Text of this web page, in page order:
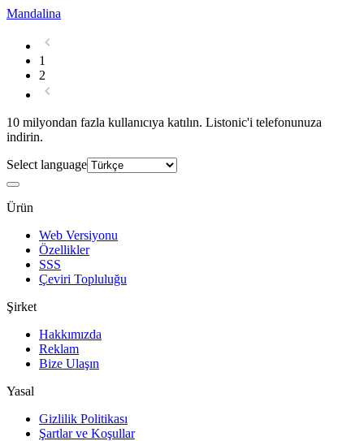
Mandalina
1
2
10 milyondan fazla kullanıcıya katılın. Listonic'i telefonunuza
indirin.
Select language
Ürün
Web Versiyonu
Özellikler
SSS
Çeviri Topluluğu
Şirket
Hakkımızda
Reklam
Bize Ulaşın
Yasal
Gizlilik Politikası
Şartlar ve Koşullar